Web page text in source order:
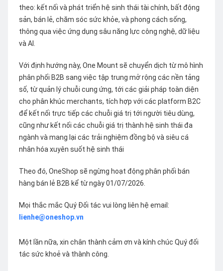
theo: kết nối và phát triển hệ sinh thái tài chính, bất động
sản, bán lẻ, chăm sóc sức khỏe, và phong cách sống,
thông qua việc ứng dụng sâu năng lực công nghệ, dữ liệu
và AI.
Với định hướng này, One Mount sẽ chuyển dịch từ mô hình
phân phối B2B sang việc tập trung mở rộng các nền tảng
số, từ quản lý chuỗi cung ứng, tới các giải pháp toàn diện
cho phân khúc merchants, tích hợp với các platform B2C
để kết nối trực tiếp các chuỗi giá trị tới người tiêu dùng,
cũng như kết nối các chuỗi giá trị thành hệ sinh thái đa
ngành và mang lại các trải nghiệm đồng bộ và siêu cá
nhân hóa xuyên suốt hệ sinh thái
Theo đó, OneShop sẽ ngừng hoạt động phân phối bán
hàng bán lẻ B2B kể từ ngày 01/07/2026.
Mọi thắc mắc Quý Đối tác vui lòng liên hệ email:
lienhe@oneshop.vn
Một lần nữa, xin chân thành cảm ơn và kính chúc Quý đối
tác sức khoẻ và thành công.